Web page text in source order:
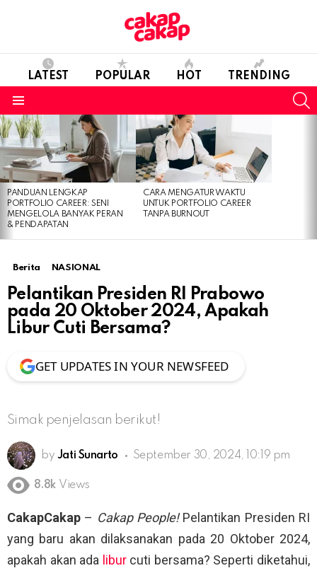
LATEST POPULAR HOT TRENDING
LATEST
STORIES
PANDUAN LENGKAP
PORTFOLIO CAREER: SENI
MENGELOLA BANYAK PERAN
& PENDAPATAN
CARA MENGATUR WAKTU
UNTUK PORTFOLIO CAREER
TANPA BURNOUT
Berita NASIONAL
Pelantikan Presiden RI Prabowo
pada 20 Oktober 2024, Apakah
Libur Cuti Bersama?
GET UPDATES IN YOUR NEWSFEED
Simak penjelasan berikut!
by Jati Sunarto September 30, 2024, 10:19 pm
8.8k Views
CakapCakap – Cakap People!Pelantikan Presiden RI
yang baru akan dilaksanakan pada 20 Oktober 2024,
apakah akan ada liburcuti bersama? Seperti diketahui,